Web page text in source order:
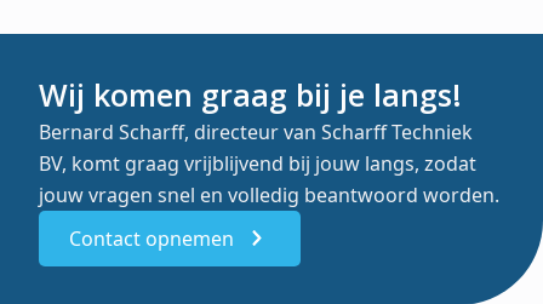
Wij komen graag bij je langs!
Bernard Scharff, directeur van Scharff Techniek
BV, komt graag vrijblijvend bij jouw langs, zodat
jouw vragen snel en volledig beantwoord worden.
Contact opnemen